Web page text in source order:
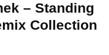
– Standing
Collection